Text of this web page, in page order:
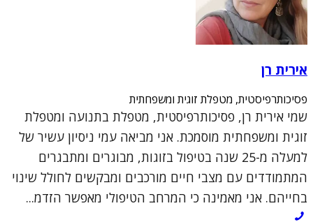
אירית רן
פסיכותרפיסטית, מטפלת זוגית ומשפחתית
שמי אירית רן, פסיכותרפיסטית, מטפלת בתנועה ומטפלת
זוגית ומשפחתית מוסמכת. אני מביאה עמי ניסיון עשיר של
למעלה מ-25 שנה בטיפול בזוגות, מבוגרים ומתבגרים
המתמודדים עם מצבי חיים מורכבים ומבקשים לחולל שינוי
בחייהם. אני מאמינה כי המרחב הטיפולי מאפשר הזדמ...